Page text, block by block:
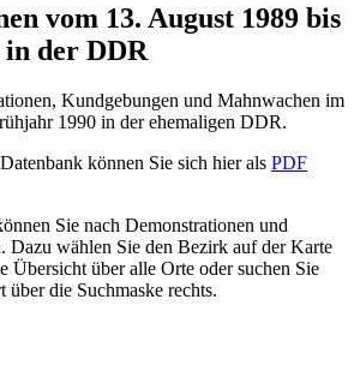
vom 13. August 1989 bis
der DDR
Kundgebungen und Mahnwachen im
1990 in der ehemaligen DDR.
können Sie sich hier als PDF
Sie nach Demonstrationen und
Dazu wählen Sie den Bezirk auf der Karte
Übersicht über alle Orte oder suchen Sie
über die Suchmaske rechts.